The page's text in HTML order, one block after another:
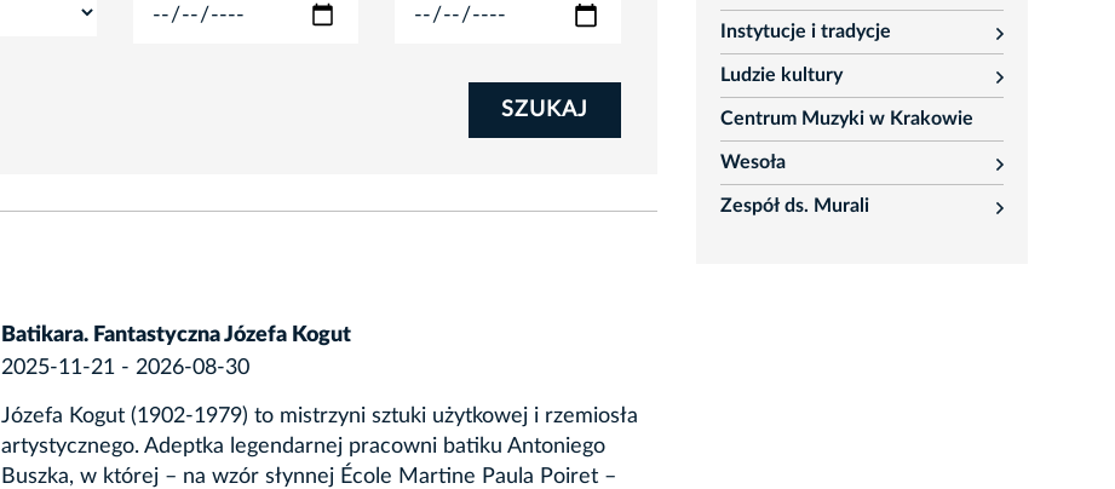
SZUKAJ
Batikara. Fantastyczna Józefa Kogut
2025-11-21 - 2026-08-30
Józefa Kogut (1902-1979) to mistrzyni sztuki użytkowej i rzemiosła
artystycznego. Adeptka legendarnej pracowni batiku Antoniego
Buszka, w której – na wzór słynnej École Martine Paula Poiret –
Instytucje i tradycje
rozwiń
Ludzie kultury
rozwiń
Centrum Muzyki w Krakowie
Wesoła
rozwiń
Zespół ds. Murali
rozwiń